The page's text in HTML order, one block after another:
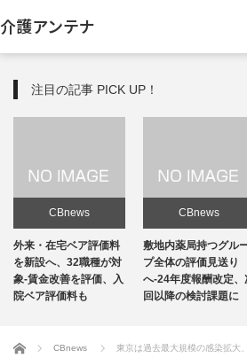
介護アンテナ
注目の記事 PICK UP！
CBnews
敷地内薬局持つグルー
プ全体の評価見送り
へ-24年度報酬改定、次
回以降の検討課題に
CBnews
個人立の無床診療所
35％の黒字、22年度-
福祉医療機構調べ
ホーム CBnews
東京は過去最大規模の感染拡大